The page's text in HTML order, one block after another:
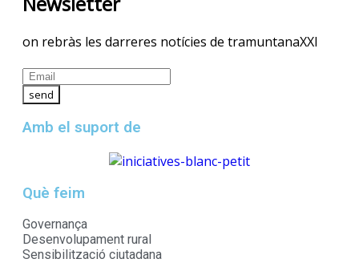
on rebràs les darreres notícies de tramuntanaXXI
Amb el suport de
Què feim
Governança
Desenvolupament rural
Sensibilització ciutadana